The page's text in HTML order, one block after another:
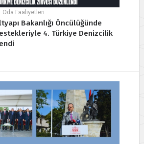
Oda Faaliyetleri
Bakanlığı Öncülüğünde
4. Türkiye Denizcilik